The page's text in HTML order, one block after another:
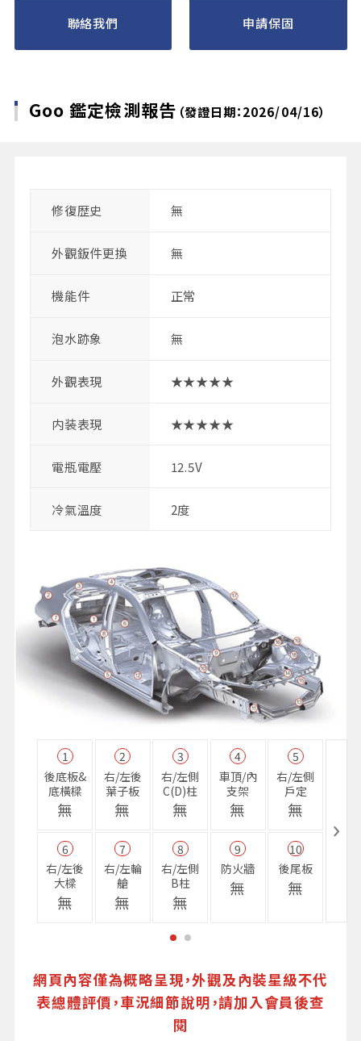
聯絡我們 申請保固
Goo 鑑定檢測報告 （發證日期：2026/04/16）
修復歴史 無
外觀鈑件更換 無
機能件 正常
泡水跡象 無
外觀表現 ★★★★★
内装表現 ★★★★★
電瓶電壓 12.5V
冷氣溫度 2度
1
後底板&
底橫樑
無
2
右/左後
葉子板
無
3
右/左側
C(D)柱
無
4
車頂/內
支架
無
5
右/左側
戶定
無
6
右/左後
大樑
無
7
右/左輪
艙
無
8
右/左側
B柱
無
9
防火牆
無
10
後尾板
無
網頁內容僅為概略呈現，外觀及內裝星級不代
表總體評價，車況細節說明，請加入會員後查
閱